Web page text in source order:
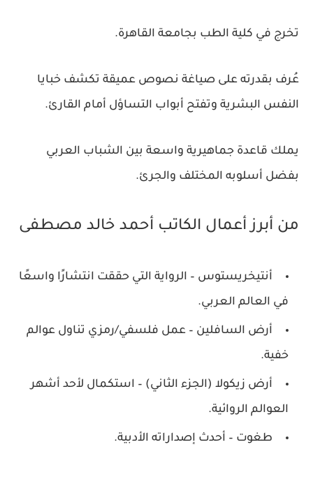
تخرج في كلية الطب بجامعة القاهرة.
عُرف بقدرته على صياغة نصوص عميقة تكشف خبايا
النفس البشرية وتفتح أبواب التساؤل أمام القارئ.
يملك قاعدة جماهيرية واسعة بين الشباب العربي
بفضل أسلوبه المختلف والجرئ.
من أبرز أعمال الكاتب أحمد خالد مصطفى
أنتيخريستوس – الرواية التي حققت انتشارًا واسعًا
في العالم العربي.
أرض السافلين – عمل فلسفي/رمزي تناول عوالم
خفية.
أرض زيكولا (الجزء الثاني) – استكمال لأحد أشهر
العوالم الروائية.
طغوت – أحدث إصداراته الأدبية.